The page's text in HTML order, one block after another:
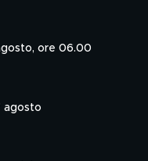
ore 06.00
agosto